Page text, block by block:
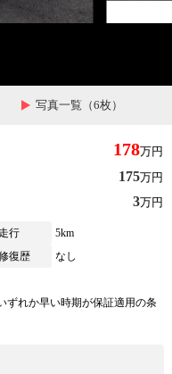
写真一覧（6枚）
178万円
175万円
3万円
走行
5km
復歴
なし
ずれか早い時期が保証適用の条